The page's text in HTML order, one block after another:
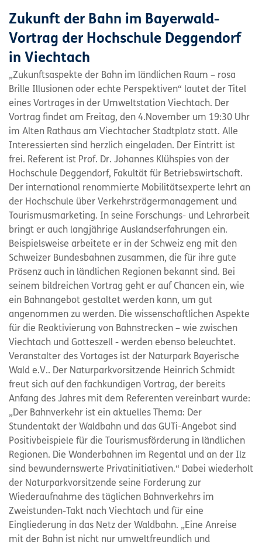
Zukunft der Bahn im Bayerwald-
Vortrag der Hochschule Deggendorf
in Viechtach
„Zukunftsaspekte der Bahn im ländlichen Raum – rosa
Brille Illusionen oder echte Perspektiven“ lautet der Titel
eines Vortrages in der Umweltstation Viechtach. Der
Vortrag findet am Freitag, den 4.November um 19:30 Uhr
im Alten Rathaus am Viechtacher Stadtplatz statt. Alle
Interessierten sind herzlich eingeladen. Der Eintritt ist
frei. Referent ist Prof. Dr. Johannes Klühspies von der
Hochschule Deggendorf, Fakultät für Betriebswirtschaft.
Der international renommierte Mobilitätsexperte lehrt an
der Hochschule über Verkehrsträgermanagement und
Tourismusmarketing. In seine Forschungs- und Lehrarbeit
bringt er auch langjährige Auslandserfahrungen ein.
Beispielsweise arbeitete er in der Schweiz eng mit den
Schweizer Bundesbahnen zusammen, die für ihre gute
Präsenz auch in ländlichen Regionen bekannt sind. Bei
seinem bildreichen Vortrag geht er auf Chancen ein, wie
ein Bahnangebot gestaltet werden kann, um gut
angenommen zu werden. Die wissenschaftlichen Aspekte
für die Reaktivierung von Bahnstrecken – wie zwischen
Viechtach und Gotteszell - werden ebenso beleuchtet.
Veranstalter des Vortages ist der Naturpark Bayerische
Wald e.V.. Der Naturparkvorsitzende Heinrich Schmidt
freut sich auf den fachkundigen Vortrag, der bereits
Anfang des Jahres mit dem Referenten vereinbart wurde:
„Der Bahnverkehr ist ein aktuelles Thema: Der
Stundentakt der Waldbahn und das GUTi-Angebot sind
Positivbeispiele für die Tourismusförderung in ländlichen
Regionen. Die Wanderbahnen im Regental und an der Ilz
sind bewundernswerte Privatinitiativen.“ Dabei wiederholt
der Naturparkvorsitzende seine Forderung zur
Wiederaufnahme des täglichen Bahnverkehrs im
Zweistunden-Takt nach Viechtach und für eine
Eingliederung in das Netz der Waldbahn. „Eine Anreise
mit der Bahn ist nicht nur umweltfreundlich und